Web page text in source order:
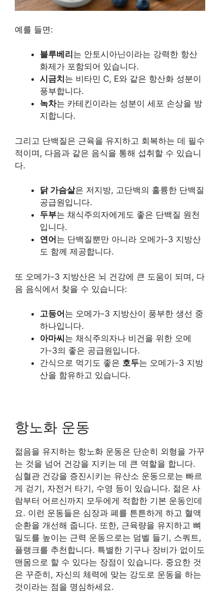
예를 들면:
블루베리 는 안토시아닌이라는 강력한 항산
화제가 포함되어 있습니다.
시금치 는 비타민 C, E와 같은 항산화 성분이
풍부합니다.
녹차는 카테킨이라는 성분이 세포 손상을 방
지합니다.
그리고 단백질은 근육을 유지하고 회복하는 데 필수
적이며, 다음과 같은 음식을 통해 섭취할 수 있습니
다.
닭 가슴살은 저지방, 고단백의 훌륭한 단백질
공급원입니다.
두부는 채식주의자에게도 좋은 단백질 원천
입니다.
연어 는 단백질뿐만 아니라 오메가-3 지방산
도 함께 제공합니다.
또 오메가-3 지방산은 뇌 건강에 큰 도움이 되며, 다
음 음식에서 찾을 수 있습니다:
고등어 는 오메가-3 지방산이 풍부한 생선 중
하나입니다.
아마씨 는 채식주의자나 비건을 위한 오메
가-3의 좋은 공급원입니다.
간식으로 먹기도 좋은 호두는 오메가-3 지방
산을 함유하고 있습니다.
항노화 운동
젊음을 유지하는 항노화 운동은 단순히 외형을 가꾸
는 것을 넘어 건강을 지키는 데 큰 역할을 합니다.
심혈관 건강을 증진시키는 유산소 운동으로는 빠르
게 걷기, 자전거 타기, 수영 등이 있습니다. 젊은 사
람부터 어르신까지 모두에게 적합한 기본 운동인데
요. 이런 운동들은 심장과 폐를 튼튼하게 하고 혈액
순환을 개선해 줍니다. 또한, 근육량을 유지하고 뼈
밀도를 높이는 근력 운동으로는 덤벨 들기, 스쿼트,
플랭크를 추천합니다. 특별한 기구나 장비가 없이도
맨몸으로 할 수 있다는 장점이 있습니다. 중요한 것
은 꾸준히, 자신의 체력에 맞는 강도로 운동을 하는
것이라는 점을 명심하세요.